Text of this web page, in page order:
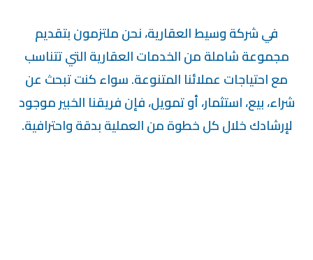
في شركة وسيط العقارية، نحن ملتزمون بتقديم
مجموعة شاملة من الخدمات العقارية التي تتناسب
مع احتياجات عملائنا المتنوعة. سواء كنت تبحث عن
شراء، بيع، استثمار، أو تمويل، فإن فريقنا الخبير موجود
لإرشادك خلال كل خطوة من العملية بدقة واحترافية.